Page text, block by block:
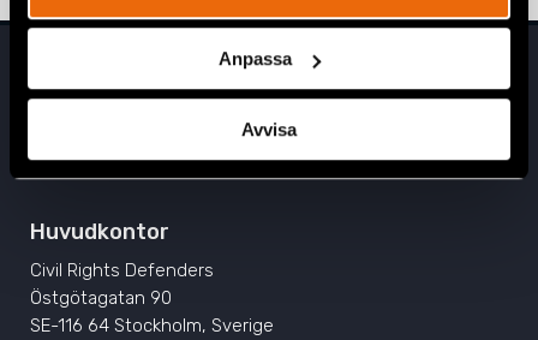
Anpassa
Avvisa
Huvudkontor
Civil Rights Defenders
Östgötagatan 90
SE-116 64 Stockholm, Sverige